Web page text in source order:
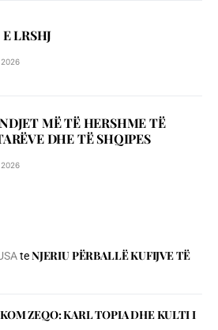
LRSHJ
2026
MË TË HERSHME TË
DHE TË SHQIPES
2026
teNJERIU PЁRBALLЁ KUFIJVE TЁ
ZEQO: KARL TOPIA DHE KULTI I